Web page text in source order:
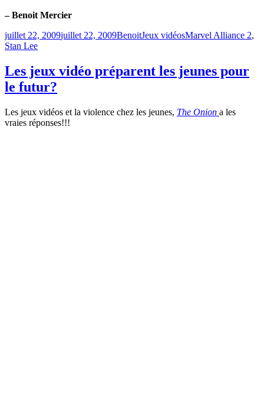
– Benoit Mercier
Publié
le
juillet 22, 2009juillet 22, 2009BenoitCatégories
Jeux vidéosÉtiquettes
Marvel Alliance 2,
Stan Lee
Les jeux vidéo préparent les jeunes pour
le futur?
Les jeux vidéos et la violence chez les jeunes, The Onion a les
vraies réponses!!!